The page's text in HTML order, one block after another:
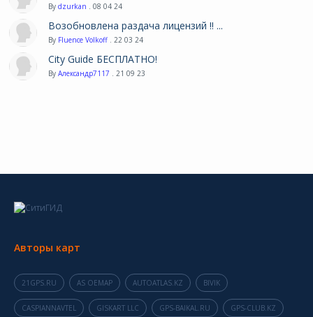
By dzurkan . 08 04 24
Возобновлена раздача лицензий !! ...
By Fluence Volkoff . 22 03 24
City Guide БЕСПЛАТНО!
By Александр7117 . 21 09 23
Авторы карт
21GPS.RU AS OEMAP AUTOATLAS.KZ BIVIK
CASPIANNAVTEL GISKART LLC GPS-BAIKAL.RU GPS-CLUB.KZ